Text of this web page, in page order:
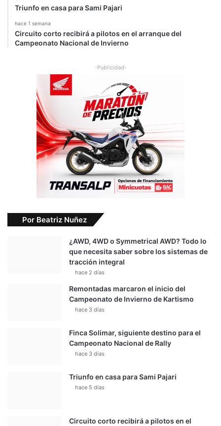
Triunfo en casa para Sami Pajari
hace 1 semana
Circuito corto recibirá a pilotos en el arranque del
Campeonato Nacional de Invierno
-Publicidad-
Por Beatriz Nuñez
¿AWD, 4WD o Symmetrical AWD? Todo lo
que necesita saber sobre los sistemas de
tracción integral
hace 2 días
Remontadas marcaron el inicio del
Campeonato de Invierno de Kartismo
hace 3 días
Finca Solimar, siguiente destino para el
Campeonato Nacional de Rally
hace 3 días
Triunfo en casa para Sami Pajari
hace 5 días
Circuito corto recibirá a pilotos en el